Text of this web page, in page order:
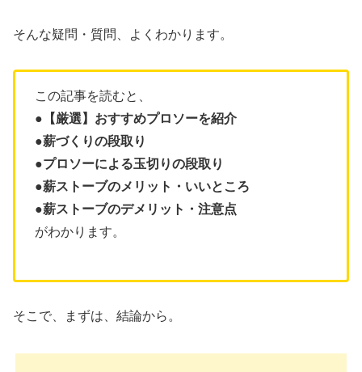
そんな疑問・質問、よくわかります。
この記事を読むと、
●【厳選】おすすめプロソーを紹介
●薪づくりの段取り
●プロソーによる玉切りの段取り
●薪ストーブのメリット・いいところ
●薪ストーブのデメリット・注意点
がわかります。
そこで、まずは、結論から。